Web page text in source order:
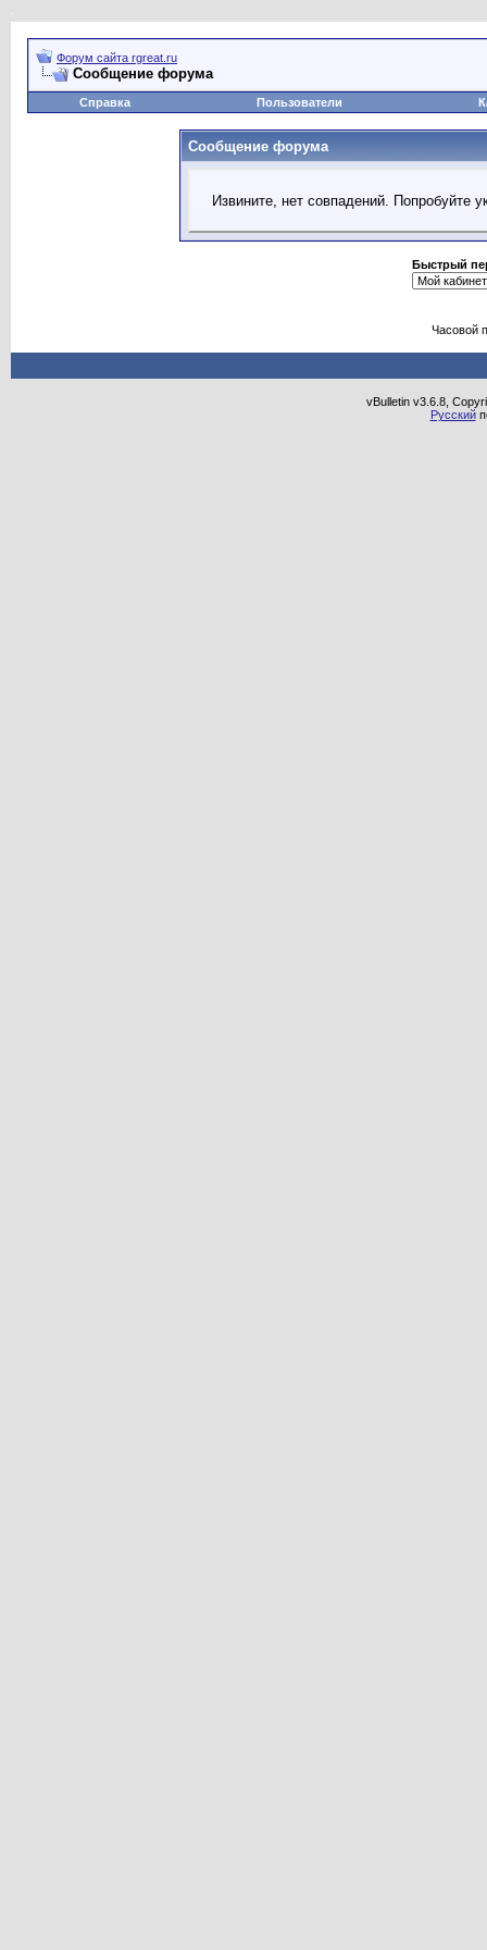
Форум сайта rgreat.ru
Сообщение форума
Справка Пользователи
Сообщение форума
Извините, нет совпадений. Попробуйте
Быстрый
Часовой
vBulletin v3.6.8,
Русский